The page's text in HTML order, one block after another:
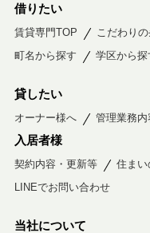
借りたい
賃貸専門TOP こだわり
町名から探す
学区から探
貸したい
オーナー様へ 管理業務内
入居者様
契約内容・更新等 住まい
LINEでお問い合わせ
当社について